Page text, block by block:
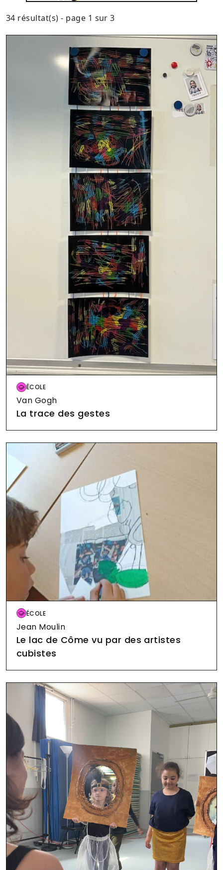
34 résultat(s) - page 1 sur 3
Image
ÉCOLE
Van Gogh
La trace des gestes
Image
ÉCOLE
Jean Moulin
Le lac de Côme vu par des artistes
cubistes